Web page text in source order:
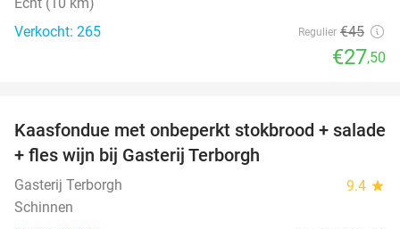
Verkocht: 265
Regulier €45
€27,50
44%
Kaasfondue met onbeperkt stokbrood + salade
+ fles wijn bij Gasterij Terborgh
Gasterij Terborgh 9.4 star
Schinnen